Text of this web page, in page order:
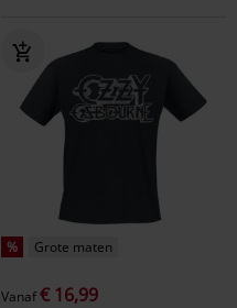
% Grote maten
Vanaf€ 16,99